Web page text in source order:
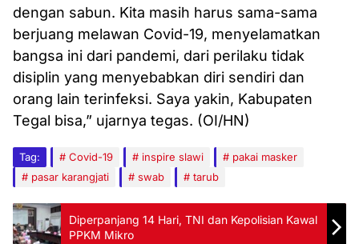
dengan sabun. Kita masih harus sama-sama
berjuang melawan Covid-19, menyelamatkan
bangsa ini dari pandemi, dari perilaku tidak
disiplin yang menyebabkan diri sendiri dan
orang lain terinfeksi. Saya yakin, Kabupaten
Tegal bisa,” ujarnya tegas. (OI/HN)
Tag: Covid-19 inspire slawi
pakai masker
pasar karangjati
swab tarub
Diperpanjang 14 Hari, TNI dan Kepolisian Kawal
PPKM Mikro